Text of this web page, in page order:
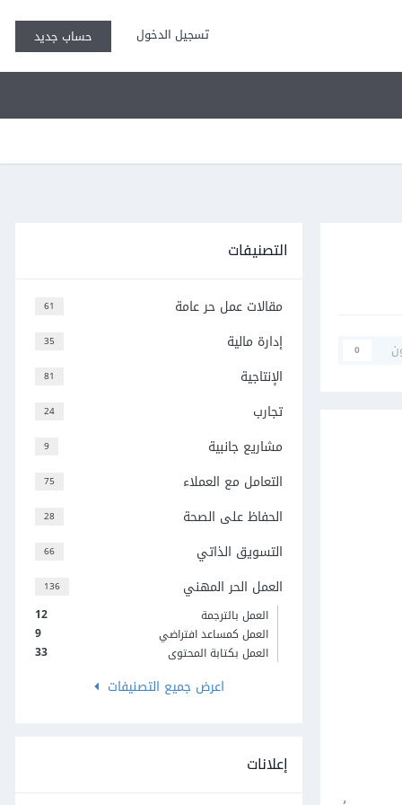
تسجيل الدخول حساب جديد
0
التصنيفات
61 مقالات عمل حر عامة
35 إدارة مالية
81 الإنتاجية
24 تجارب
9 مشاريع جانبية
75 التعامل مع العملاء
28 الحفاظ على الصحة
66 التسويق الذاتي
136 العمل الحر المهني
12
العمل بالترجمة
9
العمل كمساعد افتراضي
33
العمل بكتابة المحتوى
اعرض جميع التصنيفات
إعلانات